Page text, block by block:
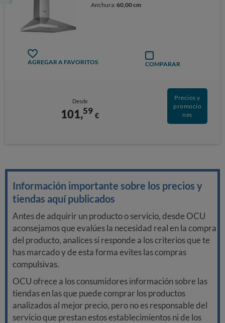
Anchura:60,00 cm
AGREGAR A FAVORITOS COMPARAR
Desde
101,59 €
Precios y
promocio
nes
Información importante sobre los precios y
tiendas aquí publicados
Antes de adquirir un producto o servicio, desde OCU
aconsejamos que evalúes la necesidad real en la compra
del producto, analices si responde a los criterios que te
has marcado y de esta forma evites las compras
compulsivas.
OCU ofrece a los consumidores información sobre las
tiendas en las que puede comprar los productos
analizados al mejor precio, pero no es responsable del
servicio que prestan estos establecimientos ni de los